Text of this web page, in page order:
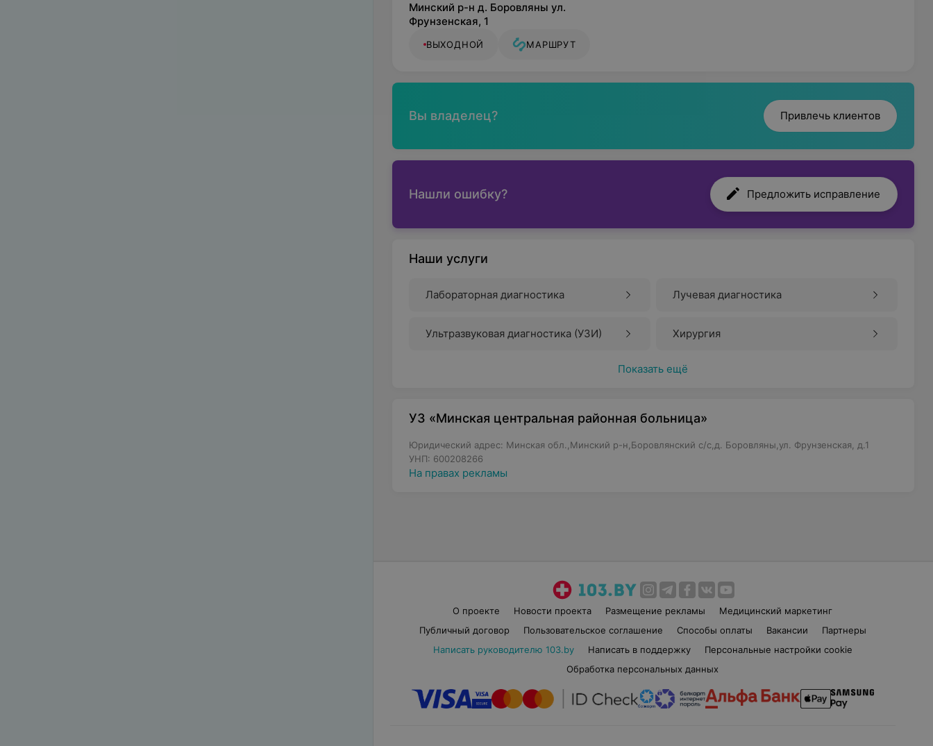
Минский р-н д. Боровляны ул.
Фрунзенская, 1
ВЫХОДНОЙ МАРШРУТ
Вы владелец? Привлечь клиентов
Нашли ошибку? Предложить исправление
Наши услуги
Лабораторная диагностика Лучевая диагностика
Ультразвуковая диагностика (УЗИ) Хирургия
Показать ещё
УЗ «Минская центральная районная больница»
Юридический адрес: Минская обл.,Минский р-н,Боровлянский с/с,д. Боровляны,ул. Фрунзенская, д.1
УНП: 600208266
На правах рекламы
О проекте Новости проекта Размещение рекламы
Медицинский маркетинг
Публичный договор
Пользовательское соглашение Способы оплаты Вакансии
Партнеры
Написать руководителю 103.by
Написать в поддержку
Персональные настройки cookie
Обработка персональных данных